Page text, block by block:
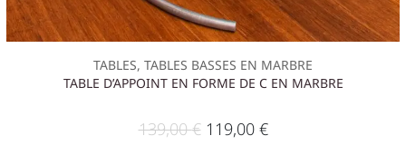
TABLES, TABLES BASSES EN MARBRE
TABLE D’APPOINT EN FORME DE C EN MARBRE
139,00€ 119,00 €